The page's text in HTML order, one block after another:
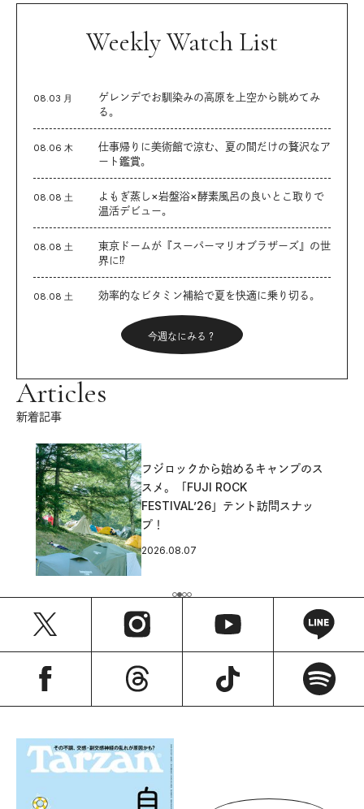
Weekly Watch List
08.03 月
ゲレンデでお馴染みの高原を上空から眺めてみ
る。
08.06 木
仕事帰りに美術館で涼む、夏の間だけの贅沢なア
ート鑑賞。
08.08 土
よもぎ蒸し×岩盤浴×酵素風呂の良いとこ取りで
温活デビュー。
08.08 土
東京ドームが『スーパーマリオブラザーズ』の世
界に⁉︎
08.08 土 効率的なビタミン補給で夏を快適に乗り切る。
今週なにみる？
Articles
新着記事
フジロックから始めるキャンプのス
スメ。「FUJI ROCK
FESTIVAL’26」テント訪問スナッ
プ！
2026.08.07